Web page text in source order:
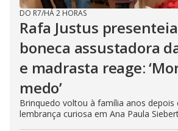
DO R7/HÁ 2 HORAS
Rafa Justus
boneca assustadora
e madrasta reage:
medo’
Brinquedo voltou à família anos depois
lembrança curiosa em Ana Paula